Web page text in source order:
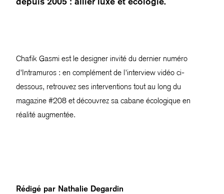
Chafik Gasmi est le designer invité du dernier numéro
d’Intramuros : en complément de l’interview vidéo ci-
dessous, retrouvez ses interventions tout au long du
magazine #208 et découvrez sa cabane écologique en
réalité augmentée.
Rédigé par Nathalie Degardin